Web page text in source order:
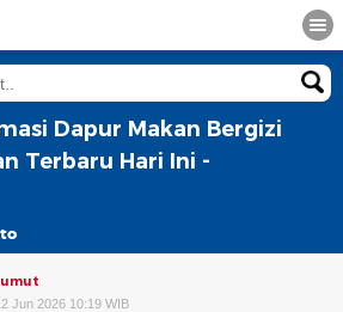
Dapur Makan Bergizi
Terbaru Hari Ini -
Jun 2026 10:19 WIB